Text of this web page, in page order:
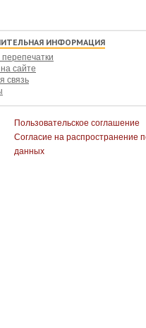
ИНФОРМАЦИЯ
сайте
связь
Пользовательское соглашение
Согласие на распространение
данных